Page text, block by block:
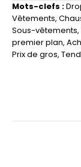
Mots-clefs :
Vêtements,
Sous-vêtements,
premier plan,
Prix de gros,